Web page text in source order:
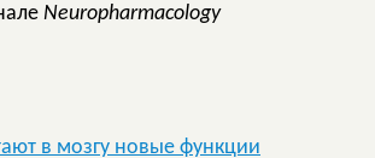
Neuropharmacology
в мозгу новые функции